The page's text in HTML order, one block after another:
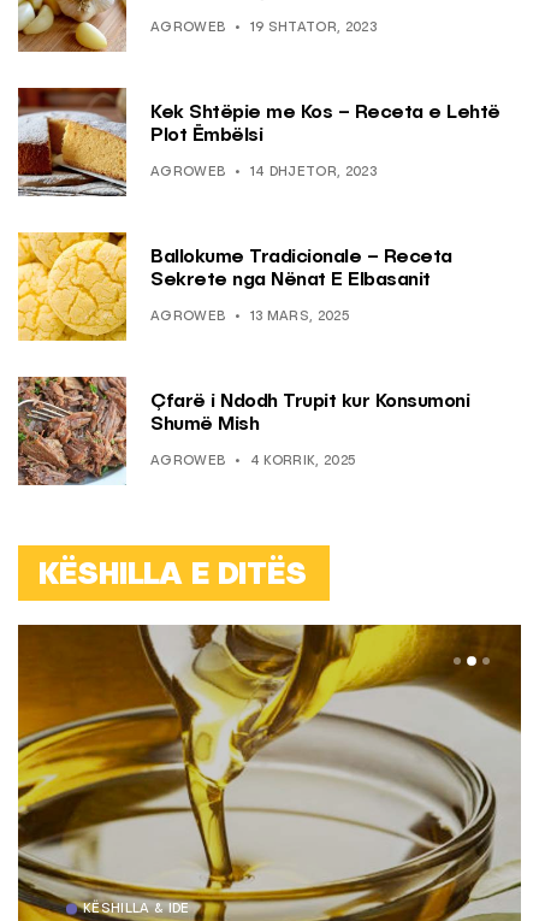
AGROWEB 19 SHTATOR, 2023
Kek Shtëpie me Kos – Receta e Lehtë
Plot Ëmbëlsi
AGROWEB 14 DHJETOR, 2023
Ballokume Tradicionale – Receta
Sekrete nga Nënat E Elbasanit
AGROWEB 13 MARS, 2025
Çfarë i Ndodh Trupit kur Konsumoni
Shumë Mish
AGROWEB 4 KORRIK, 2025
KËSHILLA E DITËS
KËSHILLA & IDE